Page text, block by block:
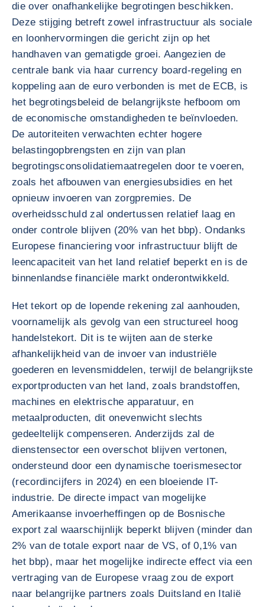
die over onafhankelijke begrotingen beschikken.
Deze stijging betreft zowel infrastructuur als sociale
en loonhervormingen die gericht zijn op het
handhaven van gematigde groei. Aangezien de
centrale bank via haar currency board-regeling en
koppeling aan de euro verbonden is met de ECB, is
het begrotingsbeleid de belangrijkste hefboom om
de economische omstandigheden te beïnvloeden.
De autoriteiten verwachten echter hogere
belastingopbrengsten en zijn van plan
begrotingsconsolidatiemaatregelen door te voeren,
zoals het afbouwen van energiesubsidies en het
opnieuw invoeren van zorgpremies. De
overheidsschuld zal ondertussen relatief laag en
onder controle blijven (20% van het bbp). Ondanks
Europese financiering voor infrastructuur blijft de
leencapaciteit van het land relatief beperkt en is de
binnenlandse financiële markt onderontwikkeld.
Het tekort op de lopende rekening zal aanhouden,
voornamelijk als gevolg van een structureel hoog
handelstekort. Dit is te wijten aan de sterke
afhankelijkheid van de invoer van industriële
goederen en levensmiddelen, terwijl de belangrijkste
exportproducten van het land, zoals brandstoffen,
machines en elektrische apparatuur, en
metaalproducten, dit onevenwicht slechts
gedeeltelijk compenseren. Anderzijds zal de
dienstensector een overschot blijven vertonen,
ondersteund door een dynamische toerismesector
(recordincijfers in 2024) en een bloeiende IT-
industrie. De directe impact van mogelijke
Amerikaanse invoerheffingen op de Bosnische
export zal waarschijnlijk beperkt blijven (minder dan
2% van de totale export naar de VS, of 0,1% van
het bbp), maar het mogelijke indirecte effect via een
vertraging van de Europese vraag zou de export
naar belangrijke partners zoals Duitsland en Italië